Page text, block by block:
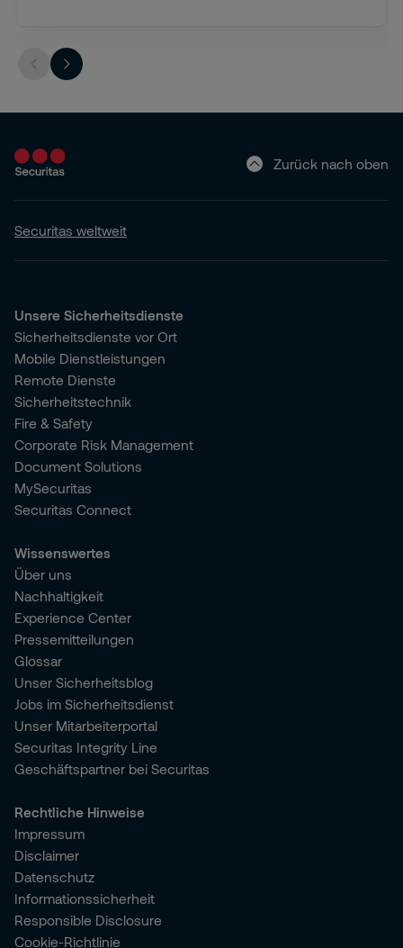
Zurück nach oben
Securitas weltweit
Unsere Sicherheitsdienste
Sicherheitsdienste vor Ort
Mobile Dienstleistungen
Remote Dienste
Sicherheitstechnik
Fire & Safety
Corporate Risk Management
Document Solutions
MySecuritas
Securitas Connect
Wissenswertes
Über uns
Nachhaltigkeit
Experience Center
Pressemitteilungen
Glossar
Unser Sicherheitsblog
Jobs im Sicherheitsdienst
Unser Mitarbeiterportal
Securitas Integrity Line
Geschäftspartner bei Securitas
Rechtliche Hinweise
Impressum
Disclaimer
Datenschutz
Informationssicherheit
Responsible Disclosure
Cookie-Richtlinie